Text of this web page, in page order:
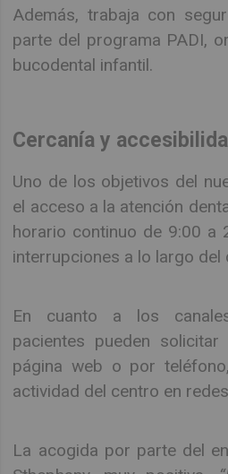
Además, trabaja con
parte del programa PADI,
bucodental infantil.
Cercanía y
Uno de los objetivos del
el acceso a la atención
horario continuo de 9:00 a
interrupciones a lo largo del
En cuanto a los
pacientes pueden
página web o por
actividad del centro en
La acogida por parte del